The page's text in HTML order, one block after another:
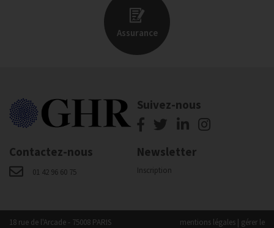
Assurance
Suivez-nous
Contactez-nous
01 42 96 60 75
Newsletter
Inscription
18 rue de l'Arcade - 75008 PARIS mentions légales | gérer le